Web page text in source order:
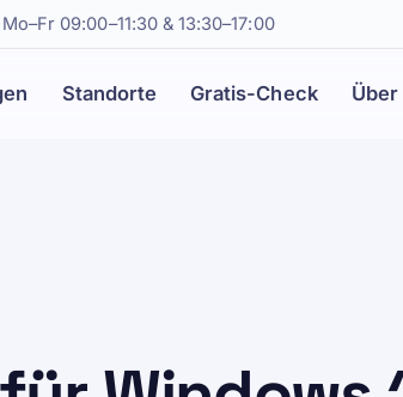
Mo–Fr 09:00–11:30 & 13:30–17:00
Standorte Gratis-Check Über